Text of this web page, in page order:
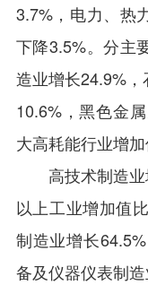
3.7%，电力、热
下降3.5%。分主
造业增长24.9%
10.6%，黑色金
大高耗能行业增加
高技术制造业
以上工业增加值
制造业增长
备及仪器仪表制造